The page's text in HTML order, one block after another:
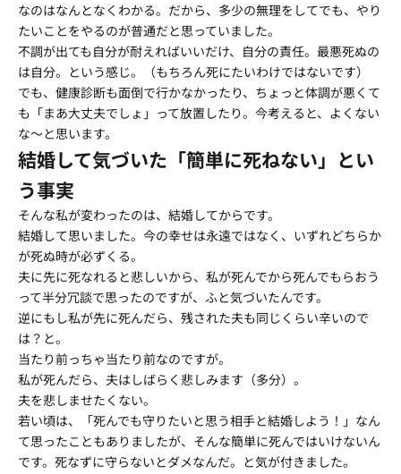
なのはなんとなくわかる。だから、多少の無理をしてでも、やり
たいことをやるのが普通だと思っていました。
不調が出ても自分が耐えればいいだけ、自分の責任。最悪死ぬの
は自分。という感じ。（もちろん死にたいわけではないです）
でも、健康診断も面倒で行かなかったり、ちょっと体調が悪くて
も「まあ大丈夫でしょ」って放置したり。今考えると、よくない
な〜と思います。
結婚して気づいた「簡単に死ねない」とい
う事実
そんな私が変わったのは、結婚してからです。
結婚して思いました。今の幸せは永遠ではなく、いずれどちらか
が死ぬ時が必ずくる。
夫に先に死なれると悲しいから、私が死んでから死んでもらおう
って半分冗談で思ったのですが、ふと気づいたんです。
逆にもし私が先に死んだら、残された夫も同じくらい辛いので
は？と。
当たり前っちゃ当たり前なのですが。
私が死んだら、夫はしばらく悲しみます（多分）。
夫を悲しませたくない。
若い頃は、「死んでも守りたいと思う相手と結婚しよう！」なん
て思ったこともありましたが、そんな簡単に死んではいけないん
です。死なずに守らないとダメなんだ。と気が付きました。